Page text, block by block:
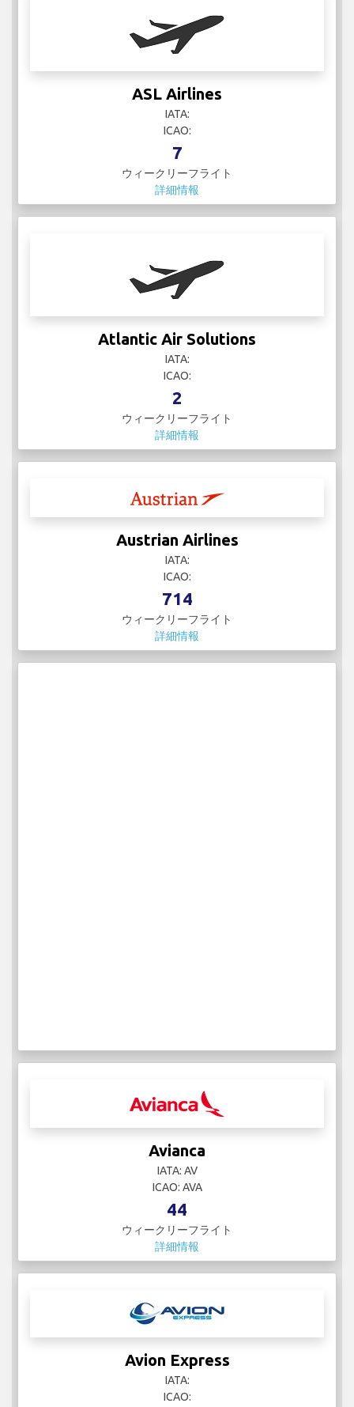
ASL Airlines
IATA:
ICAO:
7
ウィークリーフライト
詳細情報
Atlantic Air Solutions
IATA:
ICAO:
2
ウィークリーフライト
詳細情報
Austrian Airlines
IATA:
ICAO:
714
ウィークリーフライト
詳細情報
Avianca
IATA: AV
ICAO: AVA
44
ウィークリーフライト
詳細情報
Avion Express
IATA:
ICAO: